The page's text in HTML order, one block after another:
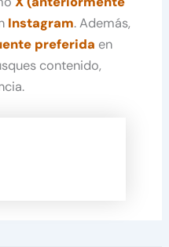
Instagram. Además,
preferida en
contenido,